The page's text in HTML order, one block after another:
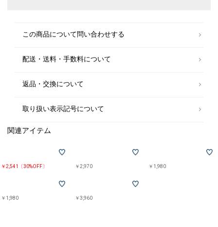
承の程お願いいたします。
SHIPSのコンセプト「STYLISH STANDARD」のフィルターを通して、カジ
メンズ、ウィメンズ、キッズをラインナップし、OUTLET各店舗、ECサイ
様々なライフスタイルに寄り添い、自分らしさを表現できるトータルアイ
テムを提案します。
この商品について問い合わせする
配送・送料・手数料について
返品・交換について
取り扱い表示記号について
関連アイテム
￥2,541〔30%OFF〕 ￥2,970 ￥1,980
￥1,980 ￥3,960